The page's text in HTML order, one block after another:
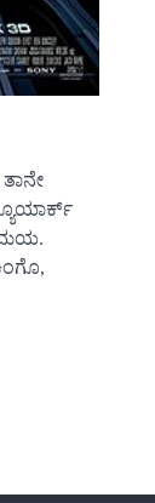
ಸಮಯ.